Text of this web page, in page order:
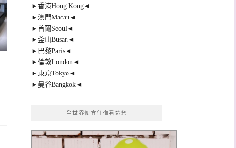
►香港Hong Kong◄
►澳門Macau◄
►首爾Seoul◄
►釜山Busan◄
►巴黎Paris◄
►倫敦London◄
►東京Tokyo◄
►曼谷Bangkok◄
全世界便宜住宿看這兒